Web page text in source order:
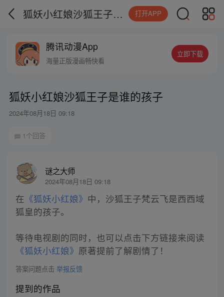
狐妖小红娘沙狐王子是谁的孩子 打开APP
腾讯动漫App
海量正版漫画畅快看
立即下载
狐妖小红娘沙狐王子是谁的孩子
2024年08月18日 09:18
1个回答
谜之大师
2024年08月18日 09:18
在 《狐妖小红娘》 中，沙狐王子梵云飞是西西域
狐皇的孩子。
等待电视剧的同时，也可以点击下方链接来阅读
《狐妖小红娘》 原著提前了解剧情了！
答案问题点击 举报反馈
提到的作品